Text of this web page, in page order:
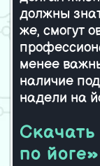
должны
же, смогут
менее
наличие
надели на
по йоге»